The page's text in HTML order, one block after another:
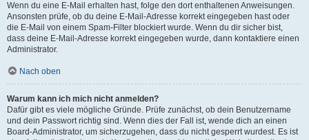
Wenn du eine E-Mail erhalten hast, folge den dort enthaltenen Anweisungen.
Ansonsten prüfe, ob du deine E-Mail-Adresse korrekt eingegeben hast oder
die E-Mail von einem Spam-Filter blockiert wurde. Wenn du dir sicher bist,
dass deine E-Mail-Adresse korrekt eingegeben wurde, dann kontaktiere einen
Administrator.
Nach oben
Warum kann ich mich nicht anmelden?
Dafür gibt es viele mögliche Gründe. Prüfe zunächst, ob dein Benutzername
und dein Passwort richtig sind. Wenn dies der Fall ist, wende dich an einen
Board-Administrator, um sicherzugehen, dass du nicht gesperrt wurdest. Es ist